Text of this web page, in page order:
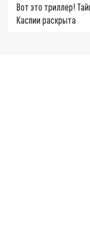
Вот это триллер!
Каспии раскрыта